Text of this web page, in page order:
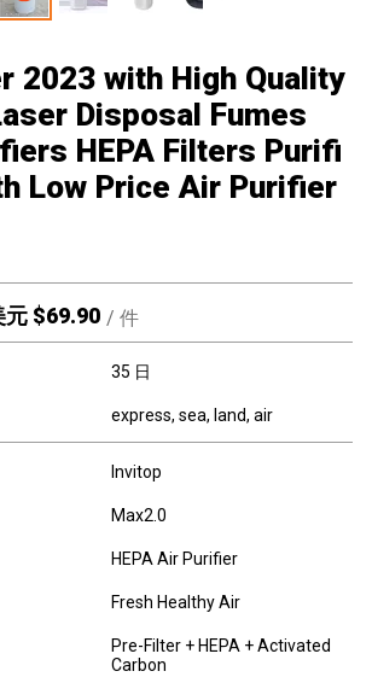
2023 with High Quality
Disposal Fumes
HEPA Filters Purifi
Low Price Air Purifier
元 $69.90 / 件
35 日
express, sea, land, air
Invitop
Max2.0
HEPA Air Purifier
Fresh Healthy Air
Pre-Filter + HEPA + Activated
Carbon